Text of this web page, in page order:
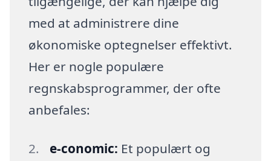
med at administrere dine
økonomiske optegnelser effektivt.
Her er nogle populære
regnskabsprogrammer, der ofte
anbefales:
e-conomic: Et populært og